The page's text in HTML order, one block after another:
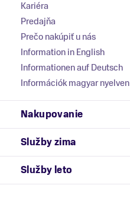
Kariéra
Predajňa
Prečo nakúpiť u nás
Information in English
Informationen auf Deutsch
Információk magyar nyelven
Nakupovanie
Služby zima
Služby leto